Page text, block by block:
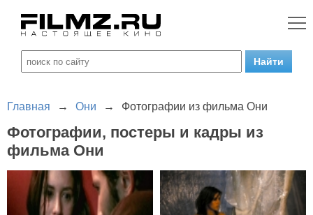
Главная → Они → Фотографии из фильма Они
Фотографии, постеры и кадры из
фильма Они